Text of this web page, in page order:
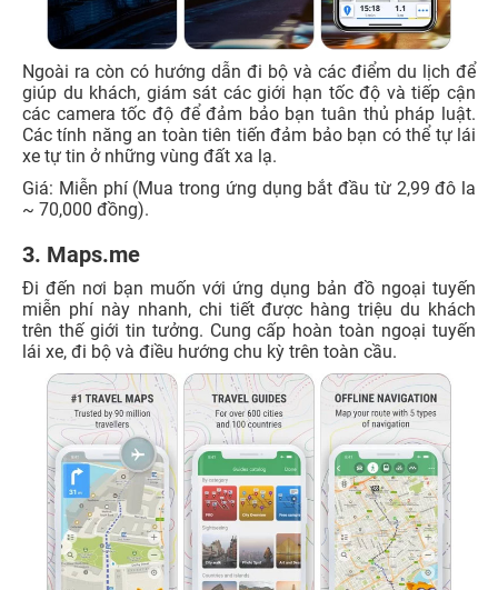
Ngoài ra còn có hướng dẫn đi bộ và các điểm du lịch để
giúp du khách, giám sát các giới hạn tốc độ và tiếp cận
các camera tốc độ để đảm bảo bạn tuân thủ pháp luật.
Các tính năng an toàn tiên tiến đảm bảo bạn có thể tự lái
xe tự tin ở những vùng đất xa lạ.
Giá: Miễn phí (Mua trong ứng dụng bắt đầu từ 2,99 đô la
~ 70,000 đồng).
3. Maps.me
Đi đến nơi bạn muốn với ứng dụng bản đồ ngoại tuyến
miễn phí này nhanh, chi tiết được hàng triệu du khách
trên thế giới tin tưởng. Cung cấp hoàn toàn ngoại tuyến
lái xe, đi bộ và điều hướng chu kỳ trên toàn cầu.